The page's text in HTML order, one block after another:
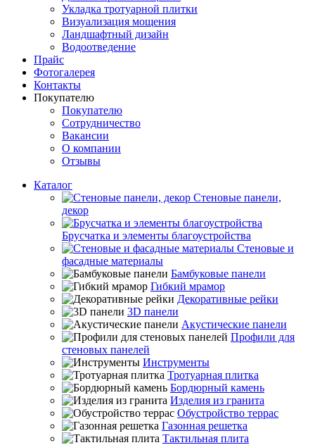
Укладка тротуарной плитки
Визуализация мощения
Ландшафтный дизайн
Водоотведение
Прайс
Фотогалерея
Контакты
Покупателю
Покупателю
Сотрудничество
Вакансии
О компании
Отзывы
Каталог
Стеновые панели,
декор
Брусчатка и элементы благоустройства
Стеновые и
фасадные материалы
Бамбуковые панели
Гибкий мрамор
Декоративные рейки
3D панели
Акустические панели
Профили для
стеновых панелей
Инструменты
Тротуарная плитка
Бордюрный камень
Изделия из гранита
Обустройство террас
Газонная решетка
Тактильная плита